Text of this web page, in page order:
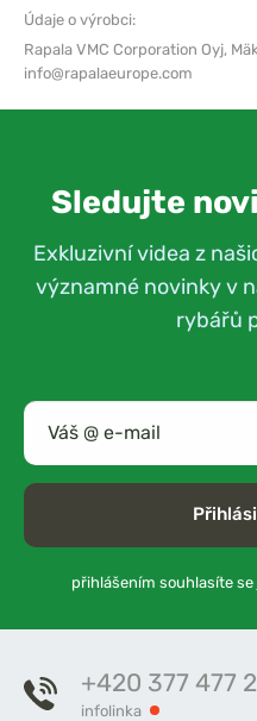
Údaje o výrobci:
Rapala VMC Corporation Oyj,
info@rapalaeurope.com
Sledujte
Exkluzivní videa z
významné novinky v
rybářů
přihlášením souhlasíte se
+420 377 477
infolinka